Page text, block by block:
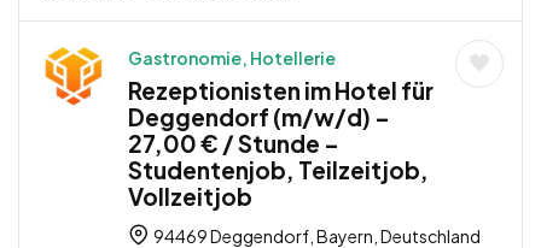
Gastronomie, Hotellerie
Rezeptionisten im Hotel für
Deggendorf (m/w/d) –
27,00 € / Stunde –
Studentenjob, Teilzeitjob,
Vollzeitjob
94469 Deggendorf, Bayern, Deutschland